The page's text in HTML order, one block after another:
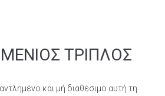
ΤΡΙΠΛΟΣ
και μή διαθέσιμο αυτή τη